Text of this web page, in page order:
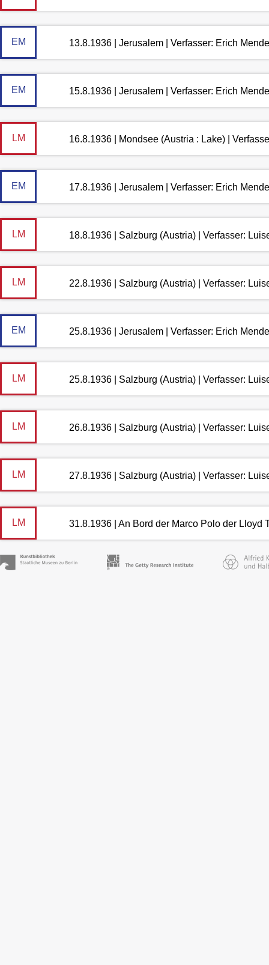
EM 13.8.1936 | Jerusalem | Verfasser: Erich
EM 15.8.1936 | Jerusalem | Verfasser: Erich
LM 16.8.1936 | Mondsee (Austria : Lake) |
EM 17.8.1936 | Jerusalem | Verfasser: Erich
LM 18.8.1936 | Salzburg (Austria) | Verfasser:
LM 22.8.1936 | Salzburg (Austria) | Verfasser:
EM 25.8.1936 | Jerusalem | Verfasser: Erich
LM 25.8.1936 | Salzburg (Austria) | Verfasser:
LM 26.8.1936 | Salzburg (Austria) | Verfasser:
LM 27.8.1936 | Salzburg (Austria) | Verfasser:
LM 31.8.1936 | An Bord der Marco Polo der Lloyd